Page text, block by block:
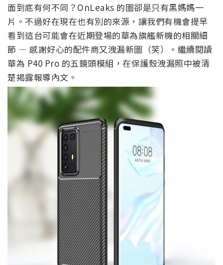
面到底有何不同？OnLeaks 的圖卻是只有黑媽媽一
片。不過好在現在也有別的來源，讓我們有機會提早
看到這台可能會在近期登場的華為旗艦新機的相關細
節 — 感謝好心的配件商又洩漏新圖（笑）。繼續閱讀
華為 P40 Pro 的五鏡頭模組，在保護殼洩漏照中被清
楚揭露報導內文。